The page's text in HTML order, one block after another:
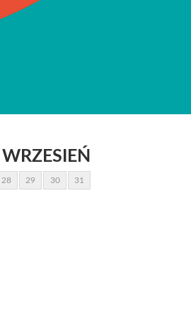
WRZESIEŃ
28 29 30 31